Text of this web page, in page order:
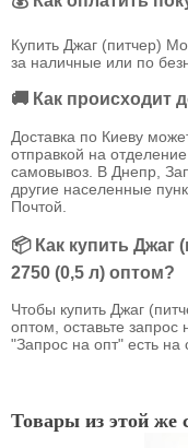
Купить Джаг (питчер)
за наличные или по
🚚 Как происходит
Доставка по Киеву
отправкой на
самовывоз. В Днепр,
другие населенные
Почтой.
📦 Как купить Джаг
2750 (0,5 л) оптом?
Чтобы купить Джаг
оптом, оставьте
"Запрос на опт" есть
Товары из этой же